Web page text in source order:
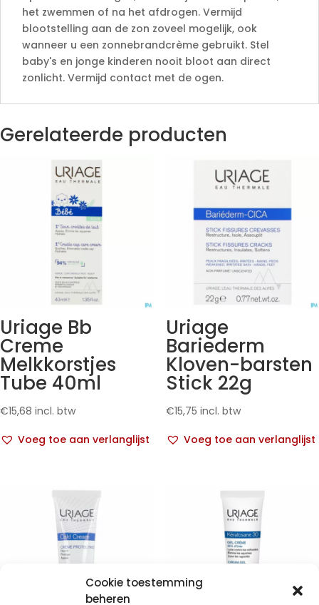
Cookie toestemming
beheren
het zwemmen of na het afdrogen. Vermijd
blootstelling aan de zon zoveel mogelijk, ook
wanneer u een zonnebrandcrème gebruikt. Stel
baby's en jonge kinderen nooit bloot aan direct
zonlicht. Vermijd contact met de ogen.
Gerelateerde producten
Uriage Bb
Creme
Melkkorstjes
Tube 40ml
€15,68 incl. btw
Voeg toe aan verlanglijst
Uriage
Bariederm
Kloven-barsten
Stick 22g
€15,75 incl. btw
Voeg toe aan verlanglijst